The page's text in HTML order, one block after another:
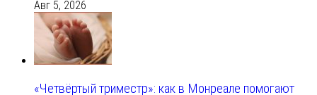
Авг 5, 2026
«Четвёртый триместр»: как в Монреале помогают